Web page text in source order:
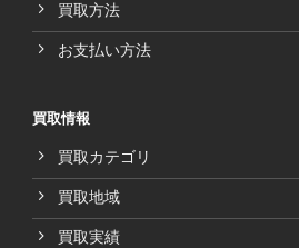
買取方法
お支払い方法
買取情報
買取カテゴリ
買取地域
買取実績